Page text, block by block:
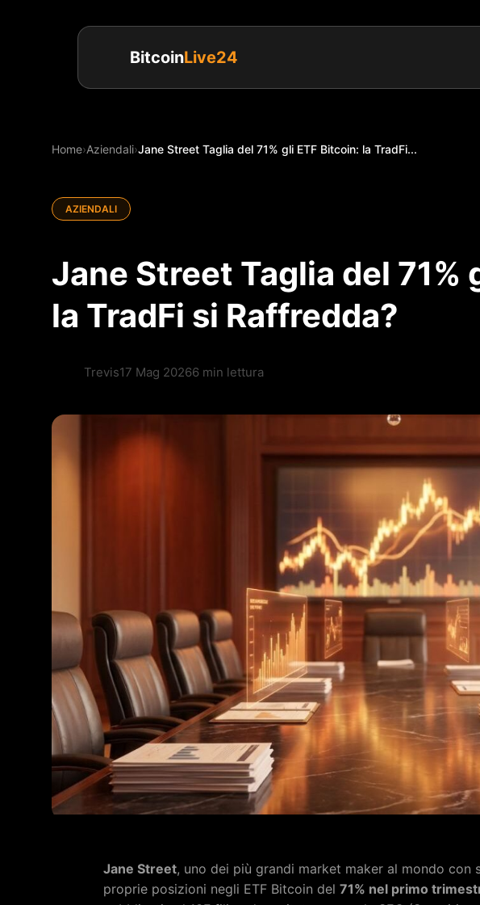
BitcoinLive24
Home›Aziendali›Jane Street Taglia del 71% gli ETF Bitcoin: la TradFi...
AZIENDALI
Jane Street Taglia del 71%
la TradFi si Raffredda?
Trevis17 Mag 20266 min lettura
Jane Street, uno dei più grandi market maker al mondo con
proprie posizioni negli ETF Bitcoin del 71% nel primo